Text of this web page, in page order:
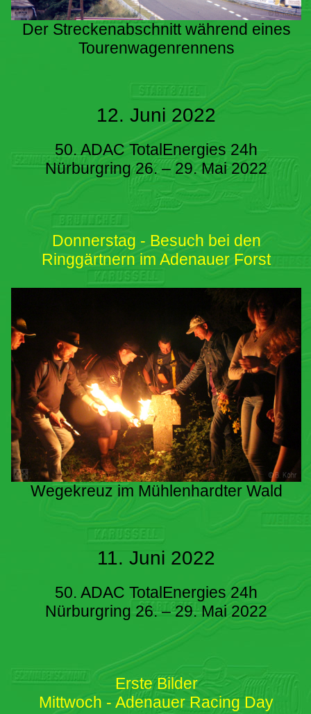
Der Streckenabschnitt während eines
Tourenwagenrennens
12. Juni 2022
50. ADAC TotalEnergies 24h
Nürburgring 26. – 29. Mai 2022
Donnerstag - Besuch bei den
Ringgärtnern im Adenauer Forst
Wegekreuz im Mühlenhardter Wald
11. Juni 2022
50. ADAC TotalEnergies 24h
Nürburgring 26. – 29. Mai 2022
Erste Bilder
Mittwoch - Adenauer Racing Day